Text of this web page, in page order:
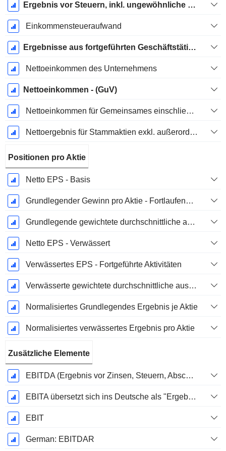
Ergebnis vor Steuern, inkl. ungewöhnliche Posten
Einkommensteueraufwand
Ergebnisse aus fortgeführten Geschäftstätigkeiten
Nettoeinkommen des Unternehmens
Nettoeinkommen - (GuV)
Nettoeinkommen für Gemeinsames einschließlich außerordentlicher Posten
Nettoergebnis für Stammaktien exkl. außerordentliche Posten
Positionen pro Aktie
Netto EPS - Basis
Grundlegender Gewinn pro Aktie - Fortlaufende Geschäftstätigkeit
Grundlegende gewichtete durchschnittliche ausstehende Aktien
Netto EPS - Verwässert
Verwässertes EPS - Fortgeführte Aktivitäten
Verwässerte gewichtete durchschnittliche ausstehende Aktien
Normalisiertes Grundlegendes Ergebnis je Aktie
Normalisiertes verwässertes Ergebnis pro Aktie
Zusätzliche Elemente
EBITDA (Ergebnis vor Zinsen, Steuern, Abschreibungen auf immaterielle Vermögenswerte und Sachanlagen)
EBITA übersetzt sich ins Deutsche als "Ergebnis vor Zinsen, Steuern und Abschreibungen".
EBIT
German: EBITDAR